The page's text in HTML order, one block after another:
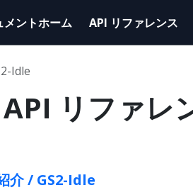
メントホーム API リファレンス
Idle
リファレ
介 / GS2-Idle